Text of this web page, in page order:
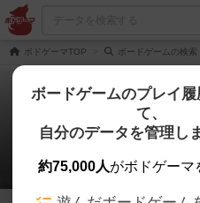
ボドゲーマTOP ボードゲームの検索
エンデバー：
拡張/関
3
ボードゲームのプレイ履
て、
自分のデータを管理し
約75,000人がボドゲーマ